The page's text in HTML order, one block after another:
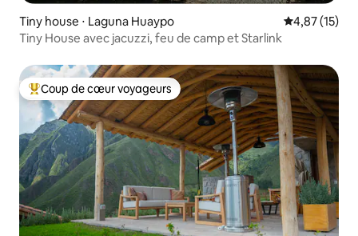
Tiny house ⋅ Laguna Huaypo Évaluation
4,87 (15)
Tiny House avec jacuzzi, feu de camp et Starlink
Coups de cœur voyageurs les plus appréciés
Coup de cœur voyageurs